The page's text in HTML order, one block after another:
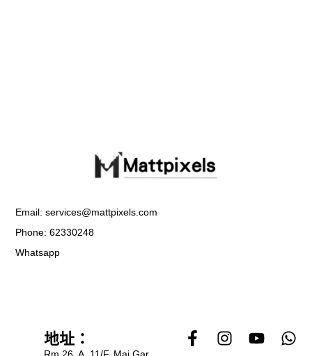
F I Y W
地址：
Rm 26, A, 11/F, Mai Gar
Email: services@mattpixels.com
Phone: 62330248
Whatsapp